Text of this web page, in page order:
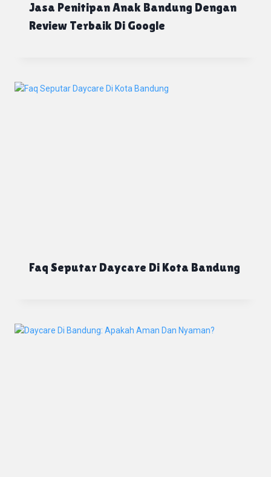
Jasa Penitipan Anak Bandung Dengan
Review Terbaik Di Google
Faq Seputar Daycare Di Kota Bandung